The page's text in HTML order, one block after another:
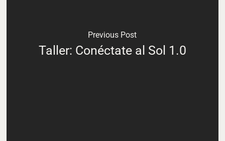
Previous Post
Taller: Conéctate al Sol 1.0